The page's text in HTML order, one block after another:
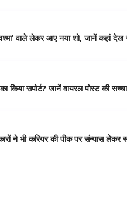
वाले लेकर आए नया शो, जानें कहां
सपोर्ट? जानें वायरल पोस्ट की
ने भी करियर की पीक पर संन्यास लेकर